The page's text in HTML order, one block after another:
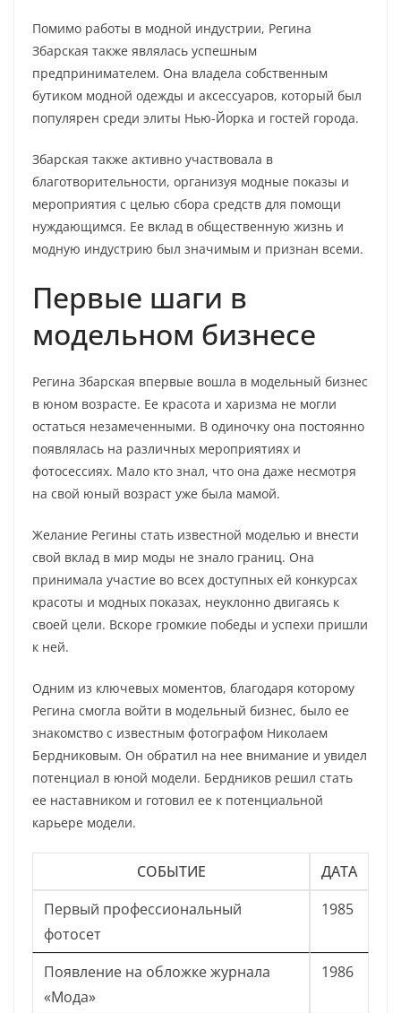
Помимо работы в модной индустрии, Регина
Збарская также являлась успешным
предпринимателем. Она владела собственным
бутиком модной одежды и аксессуаров, который был
популярен среди элиты Нью-Йорка и гостей города.
Збарская также активно участвовала в
благотворительности, организуя модные показы и
мероприятия с целью сбора средств для помощи
нуждающимся. Ее вклад в общественную жизнь и
модную индустрию был значимым и признан всеми.
Первые шаги в
модельном бизнесе
Регина Збарская впервые вошла в модельный бизнес
в юном возрасте. Ее красота и харизма не могли
остаться незамеченными. В одиночку она постоянно
появлялась на различных мероприятиях и
фотосессиях. Мало кто знал, что она даже несмотря
на свой юный возраст уже была мамой.
Желание Регины стать известной моделью и внести
свой вклад в мир моды не знало границ. Она
принимала участие во всех доступных ей конкурсах
красоты и модных показах, неуклонно двигаясь к
своей цели. Вскоре громкие победы и успехи пришли
к ней.
Одним из ключевых моментов, благодаря которому
Регина смогла войти в модельный бизнес, было ее
знакомство с известным фотографом Николаем
Бердниковым. Он обратил на нее внимание и увидел
потенциал в юной модели. Бердников решил стать
ее наставником и готовил ее к потенциальной
карьере модели.
СОБЫТИЕ
ДАТА
Первый профессиональный
фотосет
1985
Появление на обложке журнала
«Мода»
1986